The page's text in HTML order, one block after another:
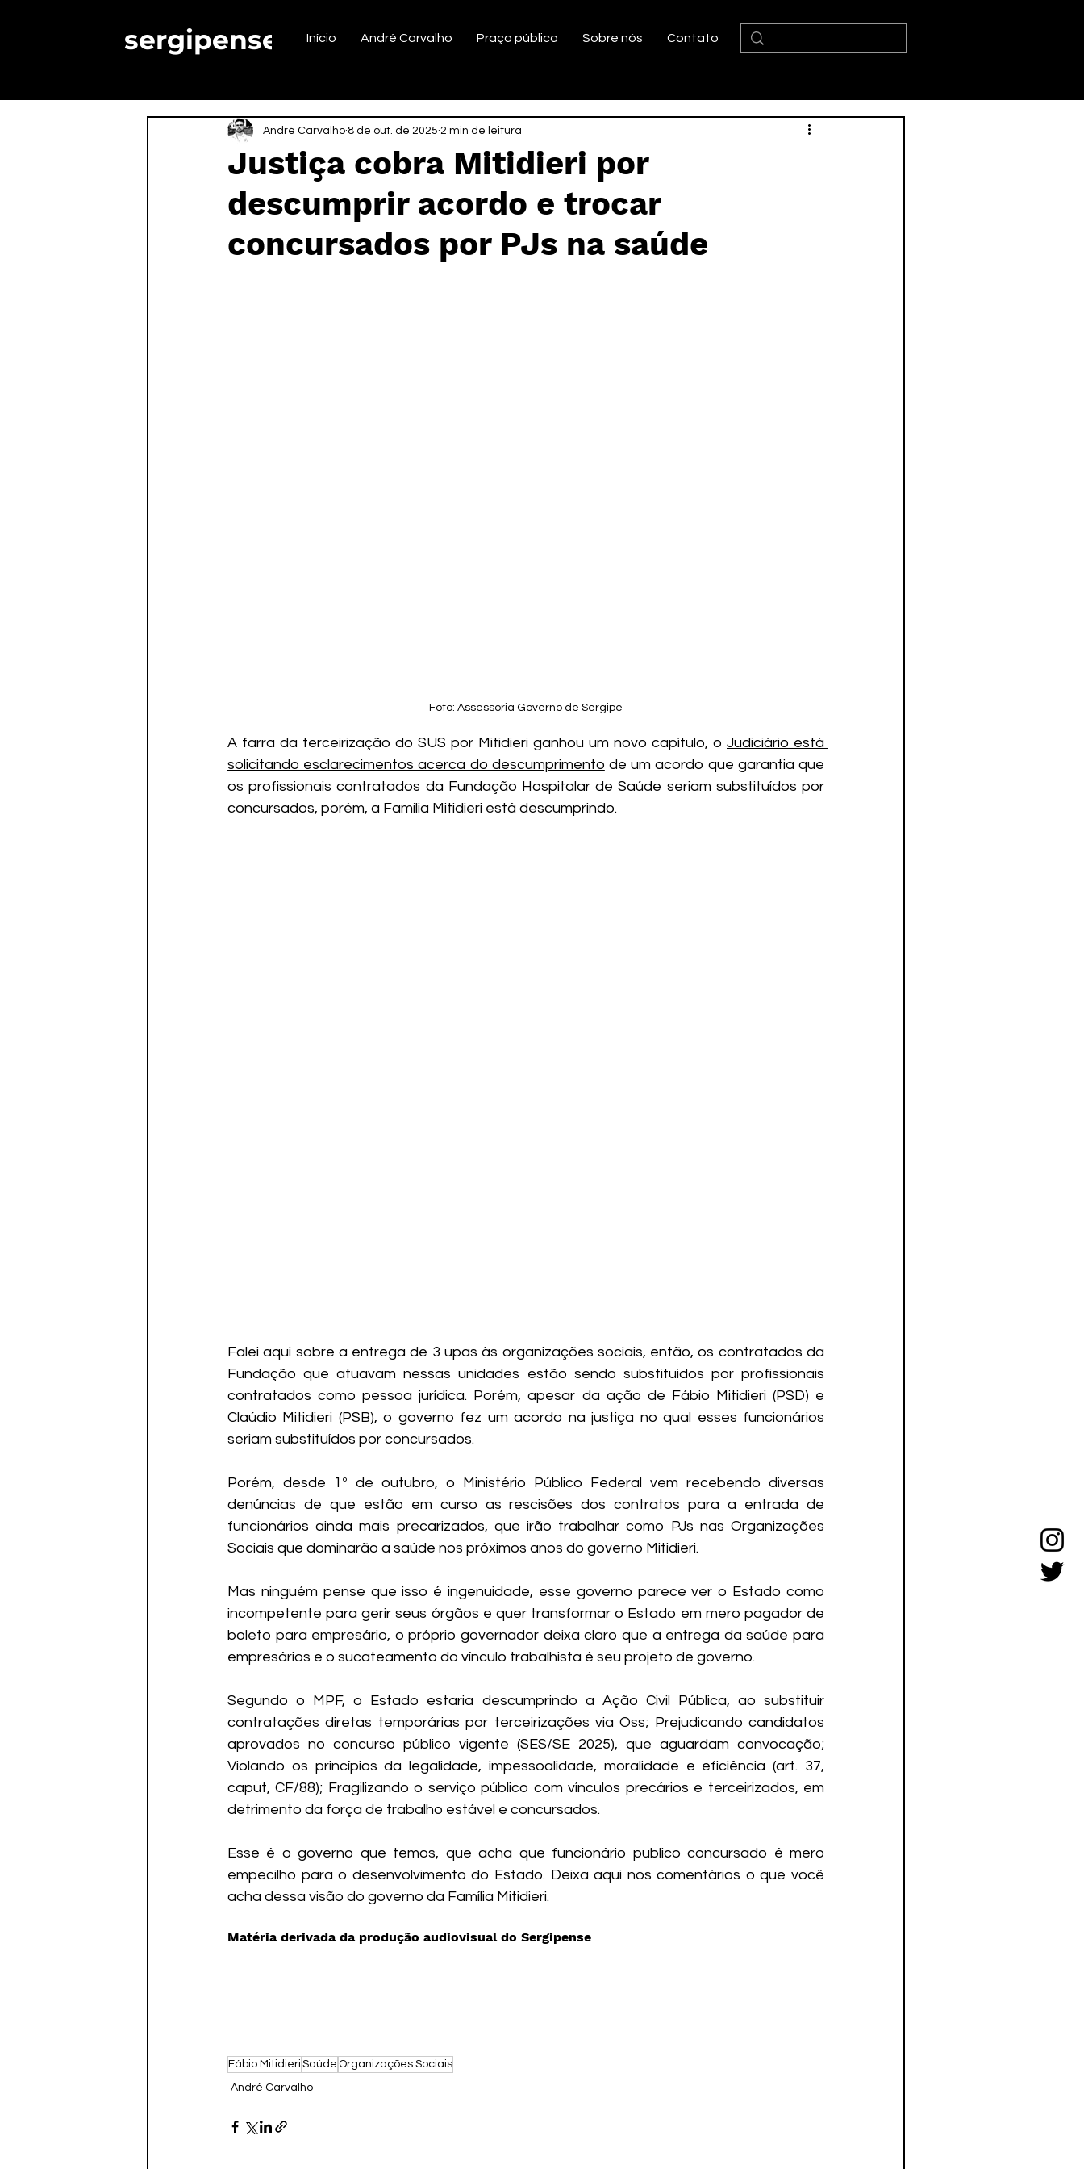
sergipense. Início André Carvalho Praça pública Sobre nós Contato
Justiça cobra Mitidieri por
descumprir acordo e trocar
concursados por PJs na saúde
André Carvalho 8 de out. de 2025 2 min de leitura
Foto: Assessoria Governo de Sergipe
A farra da terceirização do SUS por Mitidieri ganhou um novo capítulo, o Judiciário está
solicitando esclarecimentos acerca do descumprimento de um acordo que garantia que
os profissionais contratados da Fundação Hospitalar de Saúde seriam substituídos por
concursados, porém, a Família Mitidieri está descumprindo.
Falei aqui sobre a entrega de 3 upas às organizações sociais, então, os contratados da
Fundação que atuavam nessas unidades estão sendo substituídos por profissionais
contratados como pessoa jurídica. Porém, apesar da ação de Fábio Mitidieri (PSD) e
Claúdio Mitidieri (PSB), o governo fez um acordo na justiça no qual esses funcionários
seriam substituídos por concursados.
Porém, desde 1º de outubro, o Ministério Público Federal vem recebendo diversas
denúncias de que estão em curso as rescisões dos contratos para a entrada de
funcionários ainda mais precarizados, que irão trabalhar como PJs nas Organizações
Sociais que dominarão a saúde nos próximos anos do governo Mitidieri.
Mas ninguém pense que isso é ingenuidade, esse governo parece ver o Estado como
incompetente para gerir seus órgãos e quer transformar o Estado em mero pagador de
boleto para empresário, o próprio governador deixa claro que a entrega da saúde para
empresários e o sucateamento do vínculo trabalhista é seu projeto de governo.
Segundo o MPF, o Estado estaria descumprindo a Ação Civil Pública, ao substituir
contratações diretas temporárias por terceirizações via Oss; Prejudicando candidatos
aprovados no concurso público vigente (SES/SE 2025), que aguardam convocação;
Violando os princípios da legalidade, impessoalidade, moralidade e eficiência (art. 37,
caput, CF/88); Fragilizando o serviço público com vínculos precários e terceirizados, em
detrimento da força de trabalho estável e concursados.
Esse é o governo que temos, que acha que funcionário publico concursado é mero
empecilho para o desenvolvimento do Estado. Deixa aqui nos comentários o que você
acha dessa visão do governo da Família Mitidieri.
Matéria derivada da produção audiovisual do Sergipense
Fábio Mitidieri Saúde Organizações Sociais
André Carvalho